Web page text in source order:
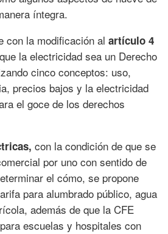
íntegra.
con la modificación al artículo 4
la electricidad sea un Derecho
cinco conceptos: uso,
precios bajos y la electricidad
el goce de los derechos
con la condición de que se
por uno con sentido de
el cómo, se propone
para alumbrado público, agua
además de que la CFE
escuelas y hospitales con